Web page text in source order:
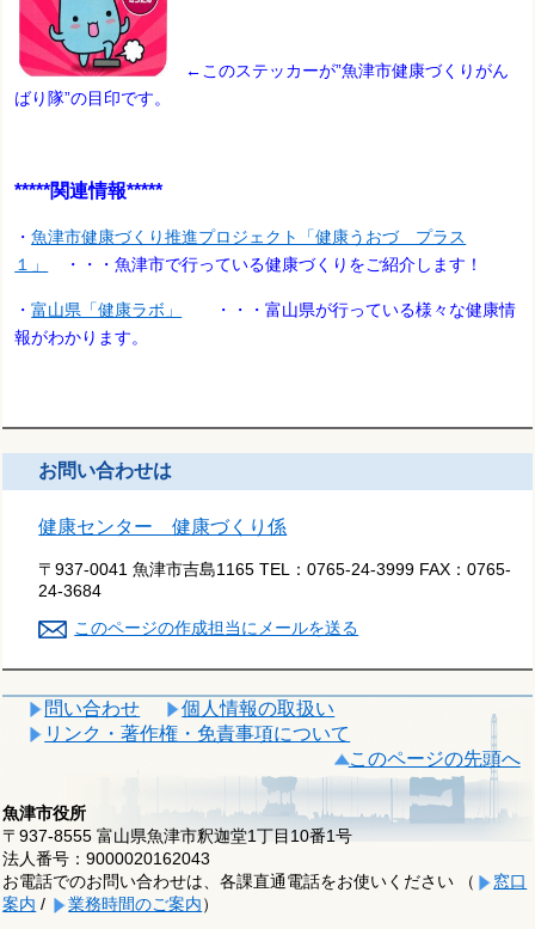
←このステッカーが”魚津市健康づくりがん
ばり隊”の目印です。
*****関連情報*****
・魚津市健康づくり推進プロジェクト「健康うおづ プラス
１」
・・・魚津市で行っている健康づくりをご紹介します！
・富山県「健康ラボ」
・・・富山県が行っている様々な健康情
報がわかります。
お問い合わせは
健康センター 健康づくり係
〒937-0041 魚津市吉島1165 TEL：0765-24-3999 FAX：0765-
24-3684
このページの作成担当にメールを送る
問い合わせ
個人情報の取扱い
リンク・著作権・免責事項について
このページの先頭へ
魚津市役所
〒937-8555 富山県魚津市釈迦堂1丁目10番1号
法人番号：9000020162043
お電話でのお問い合わせは、各課直通電話をお使いください （
窓口
案内 / 業務時間のご案内）